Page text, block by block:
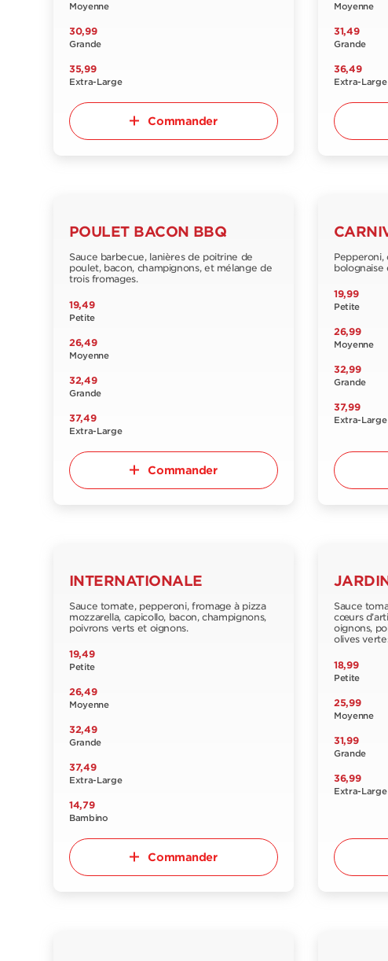
Moyenne
30,99
Grande
35,99
Extra-Large
Commander
Moyenne
31,49
Grande
36,49
Extra-Large
POULET BACON BBQ
Sauce barbecue, lanières de poitrine de
poulet, bacon, champignons, et mélange de
trois fromages.
19,49
Petite
26,49
Moyenne
32,49
Grande
37,49
Extra-Large
Commander
Pepperoni,
bolognaise
19,99
Petite
26,99
Moyenne
32,99
Grande
37,99
Extra-Large
INTERNATIONALE
Sauce tomate, pepperoni, fromage à pizza
mozzarella, capicollo, bacon, champignons,
poivrons verts et oignons.
19,49
Petite
26,49
Moyenne
32,49
Grande
37,49
Extra-Large
14,79
Bambino
Commander
Sauce
cœurs
oignons,
olives
18,99
Petite
25,99
Moyenne
31,99
Grande
36,99
Extra-Large